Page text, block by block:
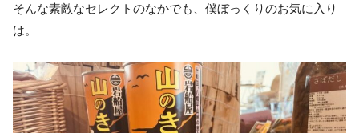
そんな素敵なセレクトのなかでも、僕ぼっくりのお気に入り
は。